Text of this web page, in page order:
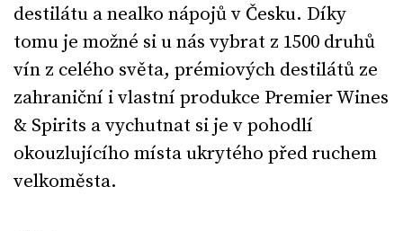
destilátu a nealko nápojů v Česku. Díky
tomu je možné si u nás vybrat z 1500 druhů
vín z celého světa, prémiových destilátů ze
zahraniční i vlastní produkce Premier Wines
& Spirits a vychutnat si je v pohodlí
okouzlujícího místa ukrytého před ruchem
velkoměsta.